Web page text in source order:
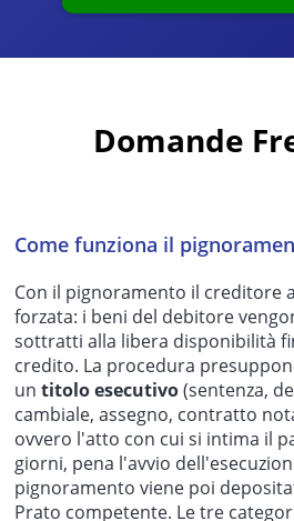
Domande
Come funziona il
Con il pignoramento il creditore
forzata: i beni del debitore
sottratti alla libera disponibilità
credito. La procedura
un titolo esecutivo(sentenza,
cambiale, assegno, contratto
ovvero l'atto con cui si intima il
giorni, pena l'avvio
pignoramento viene poi
Prato competente. Le tre